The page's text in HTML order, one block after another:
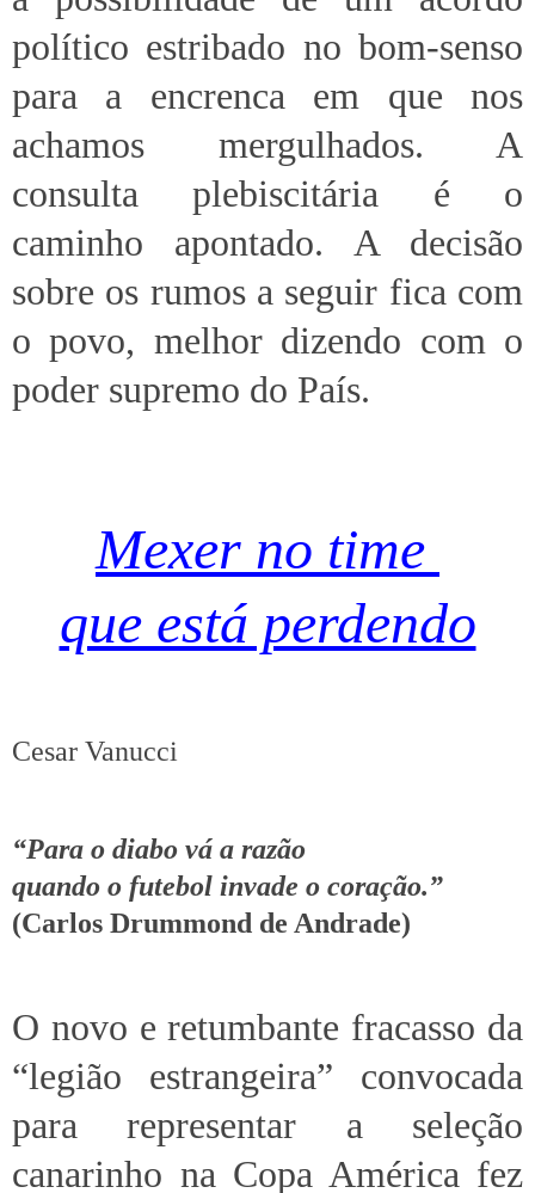
político estribado no bom-senso
para a encrenca em que nos
achamos mergulhados. A
consulta plebiscitária é o
caminho apontado. A decisão
sobre os rumos a seguir fica com
o povo, melhor dizendo com o
poder supremo do País.
Mexer no time
que está perdendo
Cesar Vanucci
“Para o diabo vá a razão
quando o futebol invade o coração.”
(Carlos Drummond de Andrade)
O novo e retumbante fracasso da
“legião estrangeira” convocada
para representar a seleção
canarinho na Copa América fez